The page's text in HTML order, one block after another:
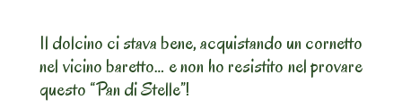
Il dolcino ci stava bene, acquistando un cornetto
nel vicino baretto… e non ho resistito nel provare
questo “Pan di Stelle”!